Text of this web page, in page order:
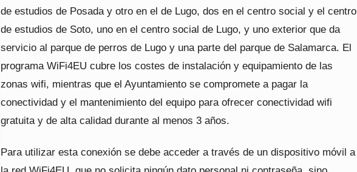
de estudios de Posada y otro en el de Lugo, dos en el centro social y el centro
de estudios de Soto, uno en el centro social de Lugo, y uno exterior que da
servicio al parque de perros de Lugo y una parte del parque de Salamarca. El
programa WiFi4EU cubre los costes de instalación y equipamiento de las
zonas wifi, mientras que el Ayuntamiento se compromete a pagar la
conectividad y el mantenimiento del equipo para ofrecer conectividad wifi
gratuita y de alta calidad durante al menos 3 años.
Para utilizar esta conexión se debe acceder a través de un dispositivo móvil a